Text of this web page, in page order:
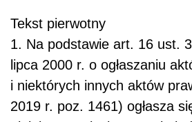
Tekst pierwotny
1. Na podstawie art. 16 ust.
lipca 2000 r. o ogłaszaniu
i niektórych innych aktów
2019 r. poz. 1461) ogłasza